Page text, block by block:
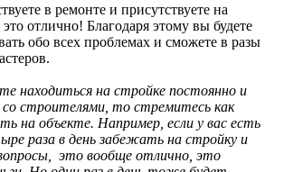
в ремонте и присутствуете на
отлично! Благодаря этому вы будете
обо всех проблемах и сможете в разы
находиться на стройке постоянно и
строителями, то стремитесь как
на объекте. Например, если у вас есть
раза в день забежать на стройку и
это вообще отлично, это